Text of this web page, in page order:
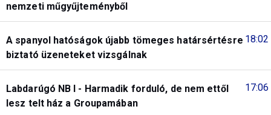
nemzeti műgyűjteményből
18:02
A spanyol hatóságok újabb tömeges határsértésre
biztató üzeneteket vizsgálnak
17:06
Labdarúgó NB I - Harmadik forduló, de nem ettől
lesz telt ház a Groupamában